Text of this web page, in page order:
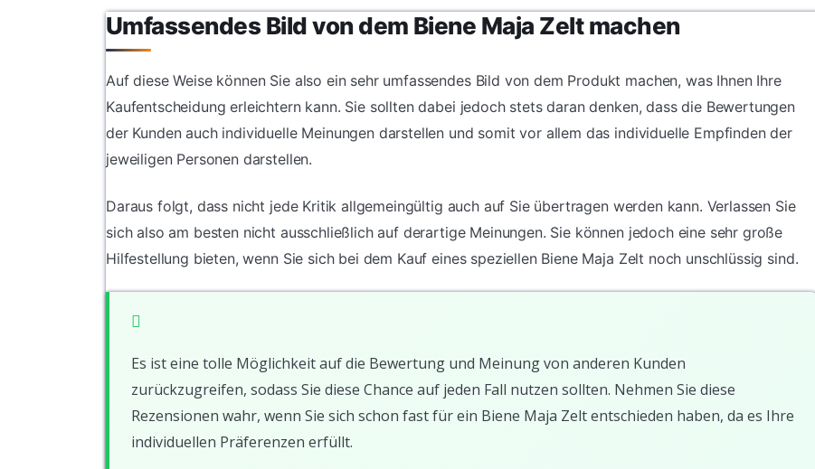
Umfassendes Bild von dem Biene Maja Zelt machen
Auf diese Weise können Sie also ein sehr umfassendes Bild von dem Produkt machen, was Ihnen Ihre
Kaufentscheidung erleichtern kann. Sie sollten dabei jedoch stets daran denken, dass die Bewertungen
der Kunden auch individuelle Meinungen darstellen und somit vor allem das individuelle Empfinden der
jeweiligen Personen darstellen.
Daraus folgt, dass nicht jede Kritik allgemeingültig auch auf Sie übertragen werden kann. Verlassen Sie
sich also am besten nicht ausschließlich auf derartige Meinungen. Sie können jedoch eine sehr große
Hilfestellung bieten, wenn Sie sich bei dem Kauf eines speziellen Biene Maja Zelt noch unschlüssig sind.
Es ist eine tolle Möglichkeit auf die Bewertung und Meinung von anderen Kunden
zurückzugreifen, sodass Sie diese Chance auf jeden Fall nutzen sollten. Nehmen Sie diese
Rezensionen wahr, wenn Sie sich schon fast für ein Biene Maja Zelt entschieden haben, da es Ihre
individuellen Präferenzen erfüllt.